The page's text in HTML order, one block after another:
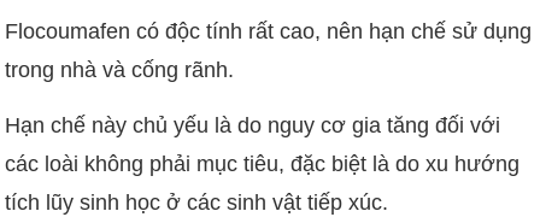
Flocoumafen có độc tính rất cao, nên hạn chế sử dụng
trong nhà và cống rãnh.
Hạn chế này chủ yếu là do nguy cơ gia tăng đối với
các loài không phải mục tiêu, đặc biệt là do xu hướng
tích lũy sinh học ở các sinh vật tiếp xúc.